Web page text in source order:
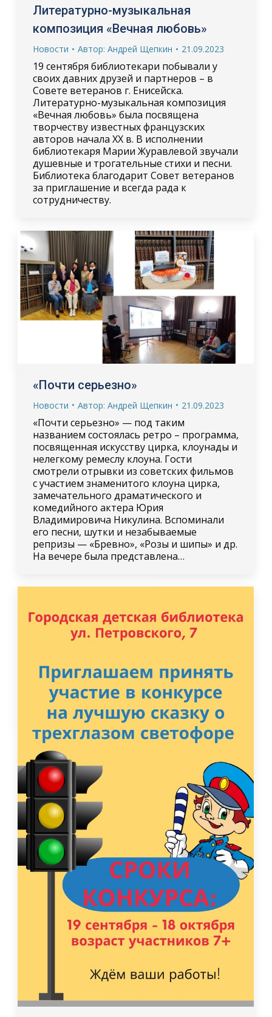
Литературно-музыкальная
композиция «Вечная любовь»
Новости Автор: Андрей Щепкин 21.09.2023
19 сентября библиотекари побывали у
своих давних друзей и партнеров – в
Совете ветеранов г. Енисейска.
Литературно-музыкальная композиция
«Вечная любовь» была посвящена
творчеству известных французских
авторов начала XX в. В исполнении
библиотекаря Марии Журавлевой звучали
душевные и трогательные стихи и песни.
Библиотека благодарит Совет ветеранов
за приглашение и всегда рада к
сотрудничеству.
«Почти серьезно»
Новости Автор: Андрей Щепкин 21.09.2023
«Почти серьезно» — под таким
названием состоялась ретро – программа,
посвященная искусству цирка, клоунады и
нелегкому ремеслу клоуна. Гости
смотрели отрывки из советских фильмов
с участием знаменитого клоуна цирка,
замечательного драматического и
комедийного актера Юрия
Владимировича Никулина. Вспоминали
его песни, шутки и незабываемые
репризы — «Бревно», «Розы и шипы» и др.
На вечере была представлена…